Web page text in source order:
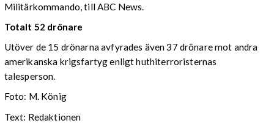
Militärkommando, till ABC News.
Totalt 52 drönare
Utöver de 15 drönarna avfyrades även 37 drönare mot andra
amerikanska krigsfartyg enligt huthiterroristernas
talesperson.
Foto: M. König
Text: Redaktionen